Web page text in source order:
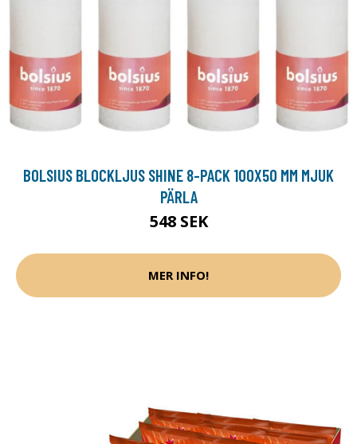
BOLSIUS BLOCKLJUS SHINE 8-PACK 100X50 MM MJUK
PÄRLA
548 SEK
MER INFO!